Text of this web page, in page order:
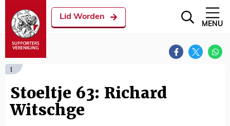
Lid Worden
MENU
[
Stoeltje 63: Richard
Witschge